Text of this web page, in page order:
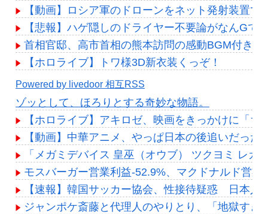
【動画】ロシア軍のドローンをネット発射装置で
【悲報】ハゲ隠しのドライヤー不要論がなんGで
首相官邸、高市首相の熊本訪問の感動BGM付き
【ホロライブ】トワ様3D新衣装くっぞ！
Powered by livedoor 相互RSS
ゾッとして、ほろりとする奇妙な物語。
【ホロライブ】アキロゼ、映画をきっかけに「
【動画】中華アニメ、やっぱ日本の後追いだった
「メガミデバイス 皇巫（オウブ） ツクヨミ レ
モスバーガー営業利益-52.9%、マクドナルド営業
【速報】韓国サッカー協会、性接待疑惑 日本人
ジャンポケ斎藤と代理人のやりとり、「地獄す